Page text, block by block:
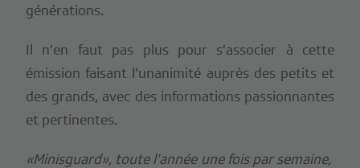
générations.
Il n’en faut pas plus pour s’associer à cette
émission faisant l’unanimité auprès des petits et
des grands, avec des informations passionnantes
et pertinentes.
«Minisguard», toute l’année une fois par semaine,